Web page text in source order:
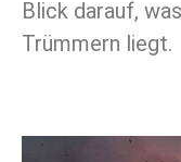
Blick darauf,
Trümmern liegt.